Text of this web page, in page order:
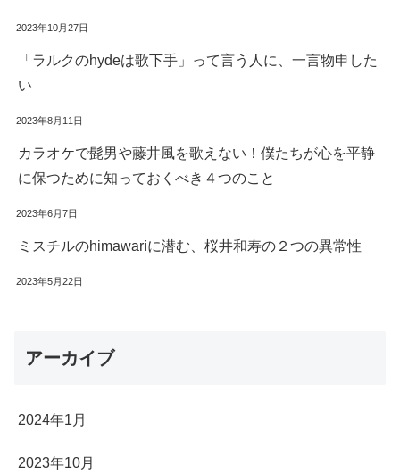
2023年10月27日
「ラルクのhydeは歌下手」って言う人に、一言物申した
い
2023年8月11日
カラオケで髭男や藤井風を歌えない！僕たちが心を平静
に保つために知っておくべき４つのこと
2023年6月7日
ミスチルのhimawariに潜む、桜井和寿の２つの異常性
2023年5月22日
アーカイブ
2024年1月
2023年10月